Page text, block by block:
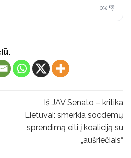
0% 👎
Iš JAV Senato – kritika
Lietuvai: smerkia socdemų
sprendimą eiti į koaliciją su
„aušriečiais“